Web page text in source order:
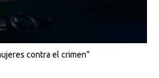
contra el crimen”